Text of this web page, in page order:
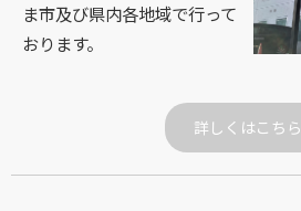
ま市及び県内各地域で行って
おります。
詳しくはこちら